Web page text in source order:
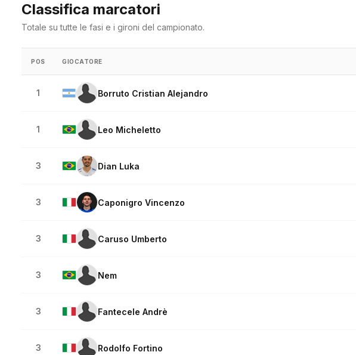
Classifica marcatori
Totale su tutte le fasi e i gironi del campionato.
POS GIOCATORE
1 Borruto Cristian Alejandro
1 Leo Micheletto
3 Dian Luka
3 Caponigro Vincenzo
3 Caruso Umberto
3 Nem
3 Fantecele Andrè
3 Rodolfo Fortino